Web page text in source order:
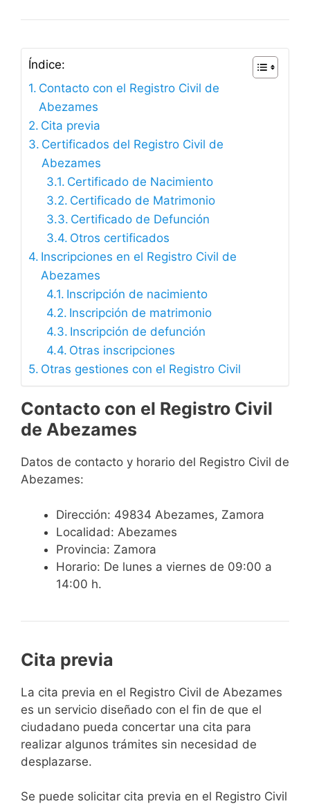
Índice:
Contacto con el Registro Civil de
Abezames
Cita previa
Certificados del Registro Civil de
Abezames
Certificado de Nacimiento
Certificado de Matrimonio
Certificado de Defunción
Otros certificados
Inscripciones en el Registro Civil de
Abezames
Inscripción de nacimiento
Inscripción de matrimonio
Inscripción de defunción
Otras inscripciones
Otras gestiones con el Registro Civil
Contacto con el Registro Civil
de Abezames
Datos de contacto y horario del Registro Civil de
Abezames:
Dirección: 49834 Abezames, Zamora
Localidad: Abezames
Provincia: Zamora
Horario: De lunes a viernes de 09:00 a
14:00 h.
Cita previa
​​​​​​​​​​​​​​​​​​​​​​​​​​​​La cita previa en el Registro Civil de Abezames
es un servicio diseñado con el fin de que el
ciudadano pueda concertar una cita para
realizar algunos trámites sin necesidad de
desplazarse.​
Se puede solicitar cita previa en el Registro Civil